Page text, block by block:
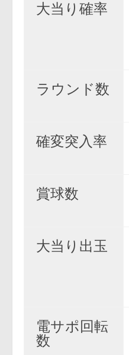
大当り確率
ラウンド数
確変突入率
賞球数
大当り出玉
電サポ回転
数